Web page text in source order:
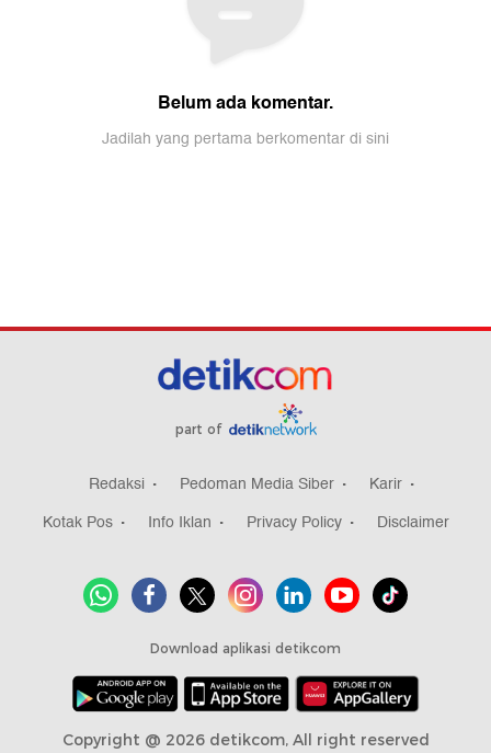
part of
Redaksi Pedoman Media Siber
Karir
Kotak Pos
Info Iklan Privacy Policy Disclaimer
Download aplikasi detikcom
Copyright @ 2026 detikcom, All right reserved